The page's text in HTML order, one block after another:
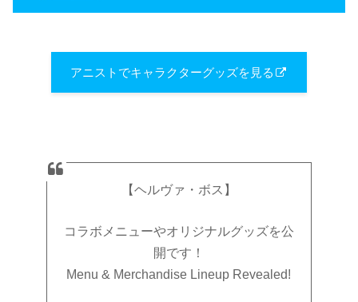
アニストでキャラクターグッズを見る
【ヘルヴァ・ボス】
コラボメニューやオリジナルグッズを公
開です！
Menu & Merchandise Lineup Revealed!